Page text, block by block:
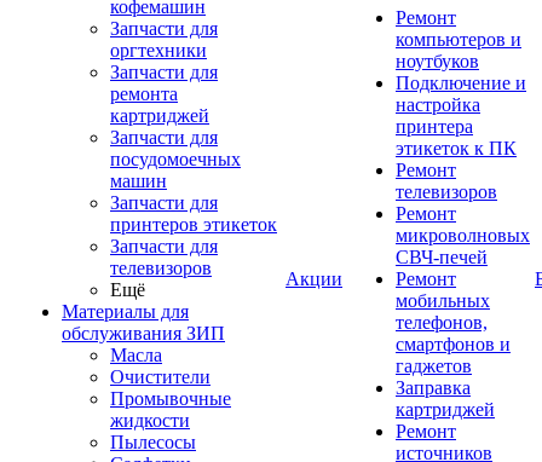
кофемашин
Запчасти для
оргтехники
Запчасти для
ремонта
картриджей
Запчасти для
посудомоечных
машин
Запчасти для
принтеров этикеток
Запчасти для
телевизоров
Ещё
Материалы для
обслуживания ЗИП
Масла
Очистители
Промывочные
жидкости
Пылесосы
Акции
Ремонт
компьютеров и
ноутбуков
Подключение и
настройка
принтера
этикеток к ПК
Ремонт
телевизоров
Ремонт
микроволновых
СВЧ-печей
Ремонт
мобильных
телефонов,
смартфонов и
гаджетов
Заправка
картриджей
Ремонт
источников